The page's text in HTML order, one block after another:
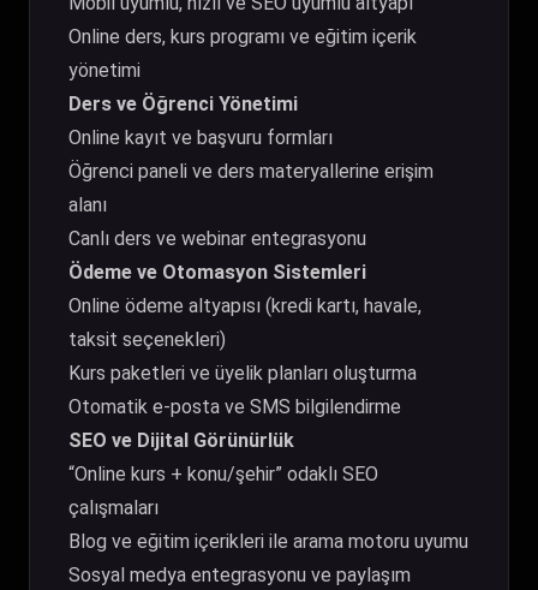
Online ders, kurs programı ve eğitim içerik
yönetimi
Ders ve Öğrenci Yönetimi
Online kayıt ve başvuru formları
Öğrenci paneli ve ders materyallerine erişim
alanı
Canlı ders ve webinar entegrasyonu
Ödeme ve Otomasyon Sistemleri
Online ödeme altyapısı (kredi kartı, havale,
taksit seçenekleri)
Kurs paketleri ve üyelik planları oluşturma
Otomatik e-posta ve SMS bilgilendirme
SEO ve Dijital Görünürlük
“Online kurs + konu/şehir” odaklı SEO
çalışmaları
Blog ve eğitim içerikleri ile arama motoru uyumu
Sosyal medya entegrasyonu ve paylaşım